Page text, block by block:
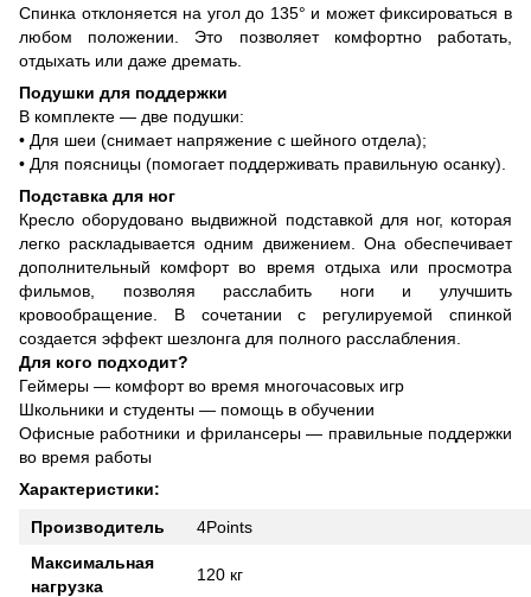
Спинка отклоняется на угол до 135° и может фиксироваться в
любом положении. Это позволяет комфортно работать,
отдыхать или даже дремать.
Подушки для поддержки
В комплекте — две подушки:
• Для шеи (снимает напряжение с шейного отдела);
• Для поясницы (помогает поддерживать правильную осанку).
Подставка для ног
Кресло оборудовано выдвижной подставкой для ног, которая
легко раскладывается одним движением. Она обеспечивает
дополнительный комфорт во время отдыха или просмотра
фильмов, позволяя расслабить ноги и улучшить
кровообращение. В сочетании с регулируемой спинкой
создается эффект шезлонга для полного расслабления.
Для кого подходит?
Геймеры — комфорт во время многочасовых игр
Школьники и студенты — помощь в обучении
Офисные работники и фрилансеры — правильные поддержки
во время работы
Характеристики:
Производитель
4Points
Максимальная
нагрузка
120 кг